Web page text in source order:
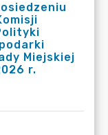
Miejskiej
r.